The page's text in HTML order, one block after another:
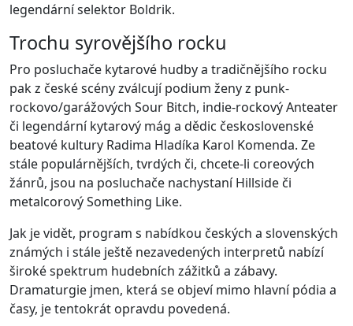
legendární selektor Boldrik.
Trochu syrovějšího rocku
Pro posluchače kytarové hudby a tradičnějšího rocku
pak z české scény zválcují podium ženy z punk-
rockovo/garážových Sour Bitch, indie-rockový Anteater
či legendární kytarový mág a dědic československé
beatové kultury Radima Hladíka Karol Komenda. Ze
stále populárnějších, tvrdých či, chcete-li coreových
žánrů, jsou na posluchače nachystaní Hillside či
metalcorový Something Like.
Jak je vidět, program s nabídkou českých a slovenských
známých i stále ještě nezavedených interpretů nabízí
široké spektrum hudebních zážitků a zábavy.
Dramaturgie jmen, která se objeví mimo hlavní pódia a
časy, je tentokrát opravdu povedená.